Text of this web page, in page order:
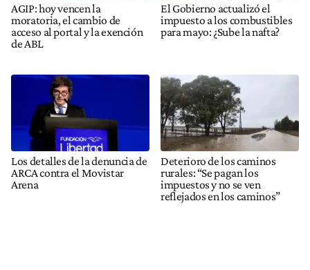
AGIP: hoy vencen la
moratoria, el cambio de
acceso al portal y la exención
de ABL
El Gobierno actualizó el
impuesto a los combustibles
para mayo: ¿Sube la nafta?
Los detalles de la denuncia de
ARCA contra el Movistar
Arena
Deterioro de los caminos
rurales: “Se pagan los
impuestos y no se ven
reflejados en los caminos”